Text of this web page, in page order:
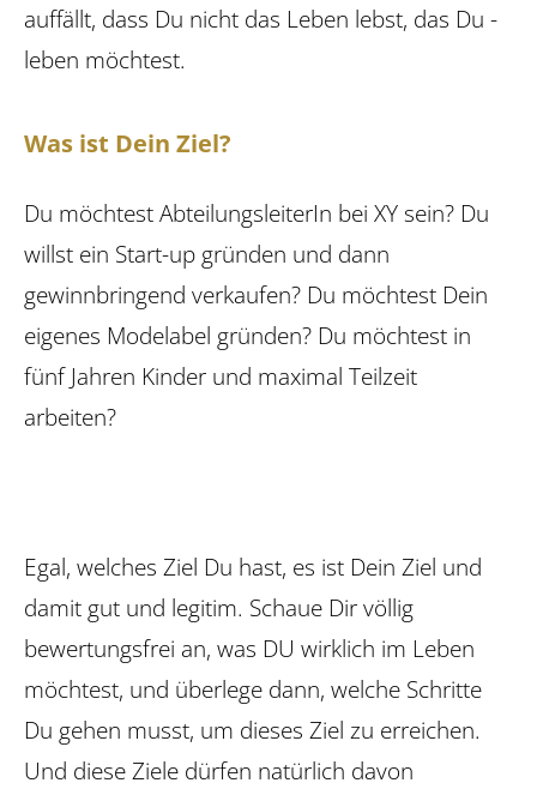
auffällt, dass Du nicht das Leben lebst, das Du ­
leben möchtest.
Was ist Dein Ziel?
Du möchtest AbteilungsleiterIn bei XY sein? Du
willst ein Start-up gründen und dann
gewinnbringend verkaufen? Du möchtest Dein
eigenes Modelabel gründen? Du möchtest in
fünf Jahren Kinder und maximal Teilzeit
arbeiten?
Egal, welches Ziel Du hast, es ist Dein Ziel und
damit gut und legitim. Schaue Dir völlig
bewertungsfrei an, was DU wirklich im Leben
möchtest, und überlege dann, welche Schritte
Du gehen musst, um dieses Ziel zu erreichen.
Und diese Ziele dürfen natürlich davon